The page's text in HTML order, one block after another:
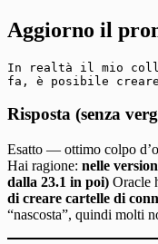
Aggiorno il
In realtà il mio
fa, è posibile
Risposta (senza
Esatto — ottimo colpo
Hai ragione: nelle
dalla 23.1 in poi) Oracle
di creare cartelle di
“nascosta”, quindi molti